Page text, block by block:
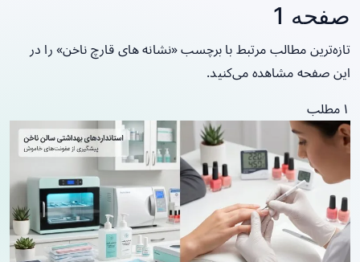
صفحه 1
تازه‌ترین مطالب مرتبط با برچسب «نشانه های قارچ ناخن» را در
این صفحه مشاهده می‌کنید.
۱ مطلب